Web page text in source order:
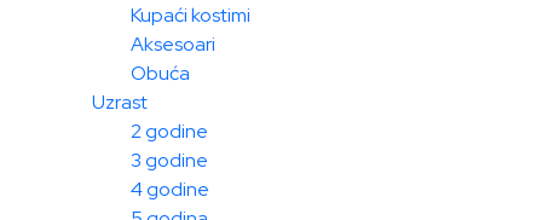
Kupaći kostimi
Aksesoari
Obuća
Uzrast
2 godine
3 godine
4 godine